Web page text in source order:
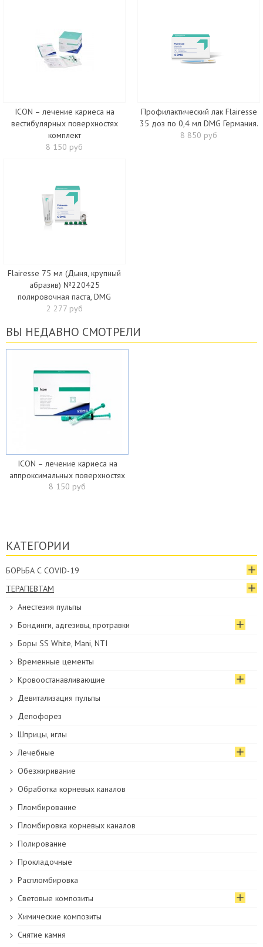
ICON – лечение кариеса на
вестибулярных поверхностях
комплект
8 150 руб
Профилактический лак Flairesse
35 доз по 0,4 мл DMG Германия.
8 850 руб
Flairesse 75 мл (Дыня, крупный
абразив) №220425
полировочная паста, DMG
2 277 руб
ВЫ НЕДАВНО СМОТРЕЛИ
ICON – лечение кариеса на
аппроксимальных поверхностях
8 150 руб
КАТЕГОРИИ
БОРЬБА С COVID-19
ТЕРАПЕВТАМ
Анестезия пульпы
Бондинги, адгезивы, протравки
Боры SS White, Mani, NTI
Временные цементы
Кровоостанавливающие
Девитализация пульпы
Депофорез
Шприцы, иглы
Лечебные
Обезжиривание
Обработка корневых каналов
Пломбирование
Пломбировка корневых каналов
Полирование
Прокладочные
Распломбировка
Световые композиты
Химические композиты
Снятие камня